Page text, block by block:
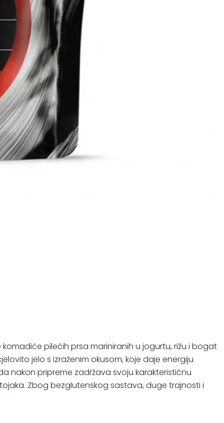
pilećih prsa mariniranih u jogurtu, rižu i bogat
jelo s izraženim okusom, koje daje energiju
nakon pripreme zadržava svoju karakterističnu
Zbog bezglutenskog sastava, duge trajnosti i